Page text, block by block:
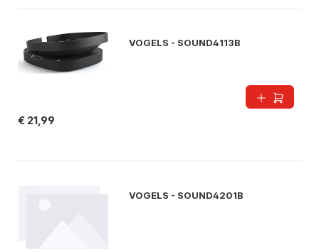
VOGELS - SOUND4113B
€ 21,99
VOGELS - SOUND4201B